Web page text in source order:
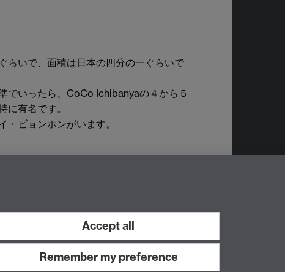
らいで、面積は日本の四分の一ぐらいで
でいったら、CoCo Ichibanyaの４から５
有名です。
ビョンホンがいます。
Accept all
Remember my preference